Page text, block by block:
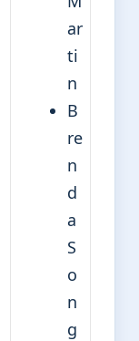
ar
ti
n
B
re
n
d
a
S
o
n
g